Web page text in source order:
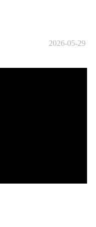
2026-05-29